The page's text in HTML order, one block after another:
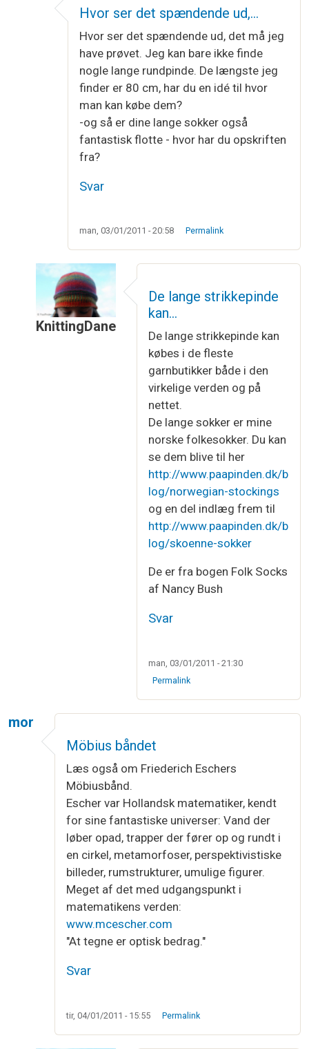
Hvor ser det spændende ud,…
Hvor ser det spændende ud, det må jeg
have prøvet. Jeg kan bare ikke finde
nogle lange rundpinde. De længste jeg
finder er 80 cm, har du en idé til hvor
man kan købe dem?
-og så er dine lange sokker også
fantastisk flotte - hvor har du opskriften
fra?
Svar
man, 03/01/2011 - 20:58 Permalink
KnittingDane
Hvor ser det spændende ud,…af
De lange strikkepinde
kan…
De lange strikkepinde kan
købes i de fleste
garnbutikker både i den
virkelige verden og på
nettet.
De lange sokker er mine
norske folkesokker. Du kan
se dem blive til her
http://www.paapinden.dk/b
log/norwegian-stockings
og en del indlæg frem til
http://www.paapinden.dk/b
log/skoenne-sokker
De er fra bogen Folk Socks
af Nancy Bush
Svar
man, 03/01/2011 - 21:30
Permalink
mor
Möbius båndet
Læs også om Friederich Eschers
Möbiusbånd.
Escher var Hollandsk matematiker, kendt
for sine fantastiske universer: Vand der
løber opad, trapper der fører op og rundt i
en cirkel, metamorfoser, perspektivistiske
billeder, rumstrukturer, umulige figurer.
Meget af det med udgangspunkt i
matematikens verden:
www.mcescher.com
"At tegne er optisk bedrag."
Svar
tir, 04/01/2011 - 15:55 Permalink